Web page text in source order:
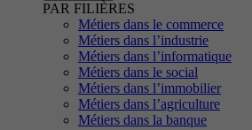
PAR FILIÈRES
Métiers dans le commerce
Métiers dans l’industrie
Métiers dans l’informatique
Métiers dans le social
Métiers dans l’immobilier
Métiers dans l’agriculture
Métiers dans la banque